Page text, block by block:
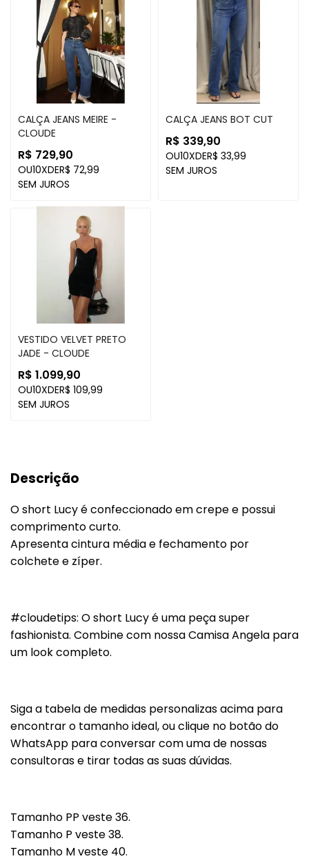
CALÇA JEANS MEIRE -
CLOUDE
R$ 729,90
OU10XDER$ 72,99
SEM JUROS
CALÇA JEANS BOT CUT
R$ 339,90
OU10XDER$ 33,99
SEM JUROS
VESTIDO VELVET PRETO
JADE - CLOUDE
R$ 1.099,90
OU10XDER$ 109,99
SEM JUROS
Descrição
O short Lucy é confeccionado em crepe e possui
comprimento curto.
Apresenta cintura média e fechamento por
colchete e zíper.
#cloudetips: O short Lucy é uma peça super
fashionista. Combine com nossa Camisa Angela para
um look completo.
Siga a tabela de medidas personalizas acima para
encontrar o tamanho ideal, ou clique no botão do
WhatsApp para conversar com uma de nossas
consultoras e tirar todas as suas dúvidas.
Tamanho PP veste 36.
Tamanho P veste 38.
Tamanho M veste 40.